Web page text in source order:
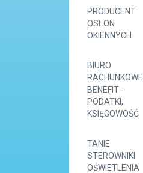
PRODUCENT
OSŁON
OKIENNYCH
BIURO
RACHUNKOWE
BENEFIT -
PODATKI,
KSIĘGOWOŚĆ
TANIE
STEROWNIKI
OŚWIETLENIA